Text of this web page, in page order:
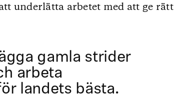
underlätta arbetet med att ge rätt
gamla strider
arbeta
landets bästa.